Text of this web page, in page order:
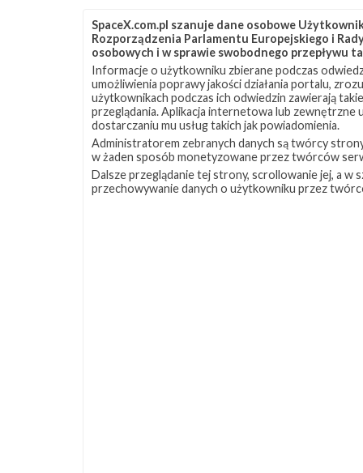
SpaceX.com.pl szanuje dane osobowe
Rozporządzenia Parlamentu Europejskiego i
osobowych i w sprawie swobodnego przepływu
Informacje o użytkowniku zbierane podczas
umożliwienia poprawy jakości działania portalu,
użytkownikach podczas ich odwiedzin zawierają
przeglądania. Aplikacja internetowa lub
dostarczaniu mu usług takich jak powiadomienia.
Administratorem zebranych danych są twórcy
w żaden sposób monetyzowane przez twórców
Dalsze przeglądanie tej strony, scrollowanie jej, a w
przechowywanie danych o użytkowniku przez